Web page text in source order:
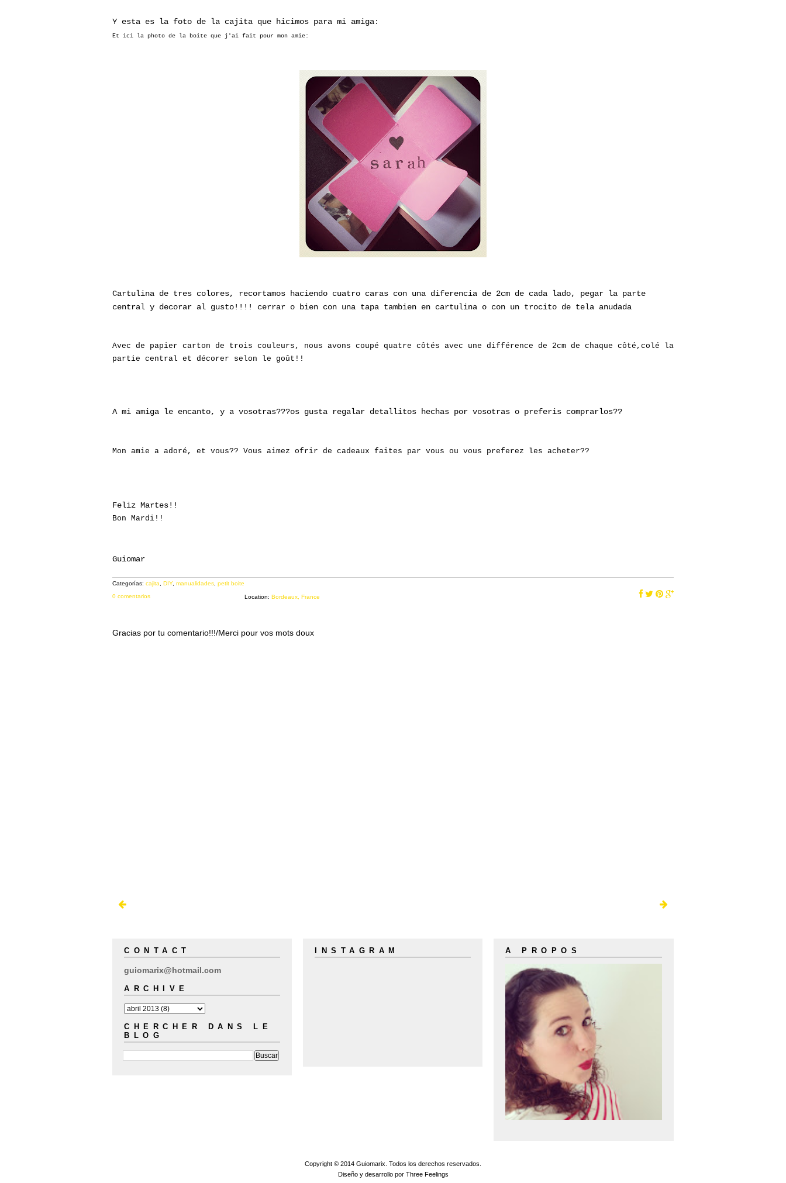
Y esta es la foto de la cajita que hicimos para mi amiga:
Et ici la photo de la boite que j'ai fait pour mon amie:
Cartulina de tres colores, recortamos haciendo cuatro caras con una diferencia de 2cm de cada lado, pegar la parte
central y decorar al gusto!!!! cerrar o bien con una tapa tambien en cartulina o con un trocito de tela anudada
Avec de papier carton de trois couleurs, nous avons coupé quatre côtés avec une différence de 2cm de chaque côté,colé la
partie central et décorer selon le goût!!
A mi amiga le encanto, y a vosotras???os gusta regalar detallitos hechas por vosotras o preferis comprarlos??
Mon amie a adoré, et vous?? Vous aimez ofrir de cadeaux faites par vous ou vous preferez les acheter??
Feliz Martes!!
Bon Mardi!!
Guiomar
Categorías: cajita DIY, manualidades petit boite
0 comentarios
Location: Bordeaux, France
Gracias por tu comentario!!!/Merci pour vos mots doux
CONTACT
guiomarix@hotmail.com
ARCHIVE
CHERCHER DANS LE
BLOG
INSTAGRAM A PROPOS
Copyright © 2014 Guiomarix . Todos los derechos reservados.
Diseño y desarrollo por Three Feelings